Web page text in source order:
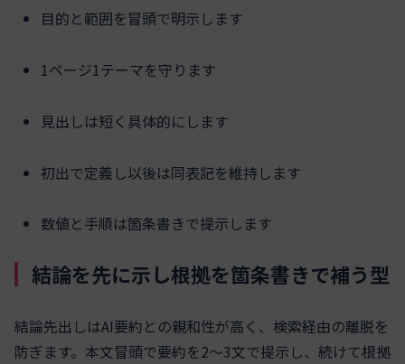
目的と範囲を冒頭で明示します
1ページ1テーマを守ります
見出しは短く具体的にします
初出で定義し以後は同表記を維持します
数値と手順は箇条書きで提示します
結論を先に示し根拠を箇条書きで補う型
結論先出しはAI要約との親和性が高く、検索経由の離脱を
防ぎます。本文冒頭で要約を2〜3文で提示し、続けて根拠